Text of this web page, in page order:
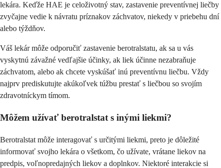
lekára. Keďže HAE je celoživotný stav, zastavenie preventívnej liečby
zvyčajne vedie k návratu príznakov záchvatov, niekedy v priebehu dní
alebo týždňov.
Váš lekár môže odporučiť zastavenie berotralstatu, ak sa u vás
vyskytnú závažné vedľajšie účinky, ak liek účinne nezabraňuje
záchvatom, alebo ak chcete vyskúšať inú preventívnu liečbu. Vždy
najprv prediskutujte akúkoľvek túžbu prestať s liečbou so svojím
zdravotníckym tímom.
Môžem užívať berotralstat s inými liekmi?
Berotralstat môže interagovať s určitými liekmi, preto je dôležité
informovať svojho lekára o všetkom, čo užívate, vrátane liekov na
predpis, voľnopredajných liekov a doplnkov. Niektoré interakcie si